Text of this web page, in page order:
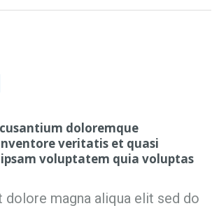
doloremque
veritatis et quasi
voluptatem quia voluptas
magna aliqua elit sed do